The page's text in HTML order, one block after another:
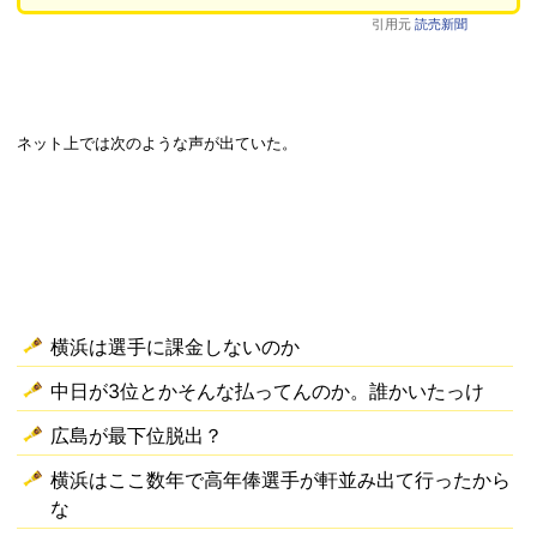
引用元 読売新聞
ネット上では次のような声が出ていた。
横浜は選手に課金しないのか
中日が3位とかそんな払ってんのか。誰かいたっけ
広島が最下位脱出？
横浜はここ数年で高年俸選手が軒並み出て行ったから
な